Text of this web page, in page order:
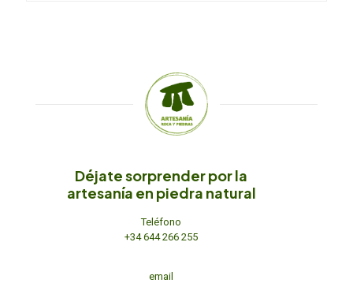
Déjate sorprender por la
artesanía en piedra natural
Teléfono
+34 644 266 255
email